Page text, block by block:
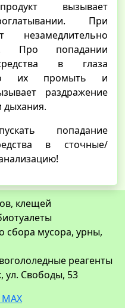
вызывает
При
незамедлительно
Про попадании
в глаза
их промыть и
раздражение
дыхания.
попадание
в сточные/
клещей
сбора мусора, урны,
реагенты
ул. Свободы, 53